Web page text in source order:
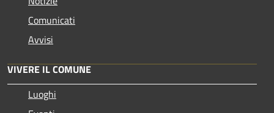
Comunicati
Avvisi
VIVERE IL COMUNE
Luoghi